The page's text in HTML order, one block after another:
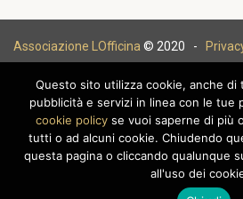
Associazione LOfficina © 2020 -
Questo sito utilizza cookie, anche di
pubblicità e servizi in linea con le tue
cookie policyse vuoi saperne di più
tutti o ad alcuni cookie. Chiudendo
questa pagina o cliccando qualunque
all'uso dei